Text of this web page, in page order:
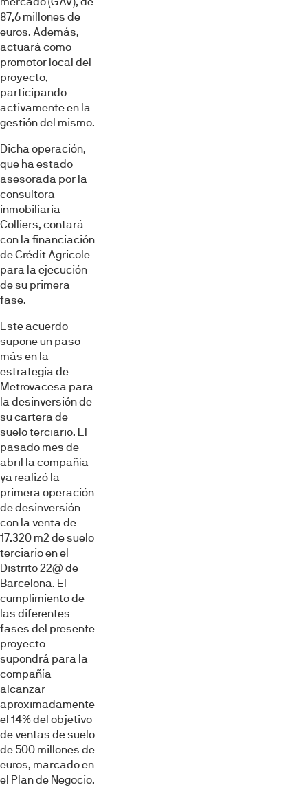
87,6 millones de
euros. Además,
actuará como
promotor local del
proyecto,
participando
activamente en la
gestión del mismo.
Dicha operación,
que ha estado
asesorada por la
consultora
inmobiliaria
Colliers, contará
con la financiación
de Crédit Agricole
para la ejecución
de su primera
fase.
Este acuerdo
supone un paso
más en la
estrategia de
Metrovacesa para
la desinversión de
su cartera de
suelo terciario. El
pasado mes de
abril la compañía
ya realizó la
primera operación
de desinversión
con la venta de
17.320 m2 de suelo
terciario en el
Distrito 22@ de
Barcelona. El
cumplimiento de
las diferentes
fases del presente
proyecto
supondrá para la
compañía
alcanzar
aproximadamente
el 14% del objetivo
de ventas de suelo
de 500 millones de
euros, marcado en
el Plan de Negocio.